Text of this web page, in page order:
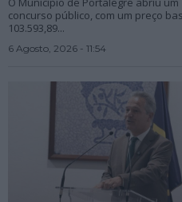
concurso público, com um preço
103.593,89...
6 Agosto, 2026 - 11:54